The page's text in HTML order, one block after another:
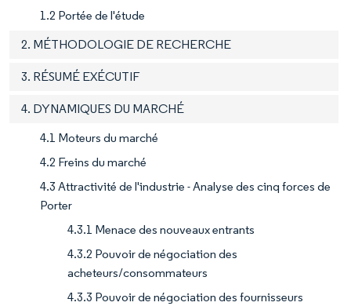
1.2 Portée de l'étude
2. MÉTHODOLOGIE DE RECHERCHE
3. RÉSUMÉ EXÉCUTIF
4. DYNAMIQUES DU MARCHÉ
4.1 Moteurs du marché
4.2 Freins du marché
4.3 Attractivité de l'industrie - Analyse des cinq forces de
Porter
4.3.1 Menace des nouveaux entrants
4.3.2 Pouvoir de négociation des
acheteurs/consommateurs
4.3.3 Pouvoir de négociation des fournisseurs